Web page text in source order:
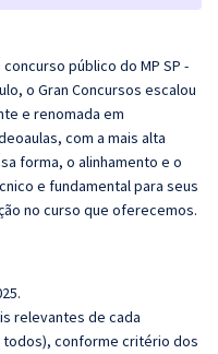
público do MP SP -
o Gran Concursos escalou
e renomada em
com a mais alta
forma, o alinhamento e o
e fundamental para seus
no curso que oferecemos.
relevantes de cada
todos), conforme critério dos